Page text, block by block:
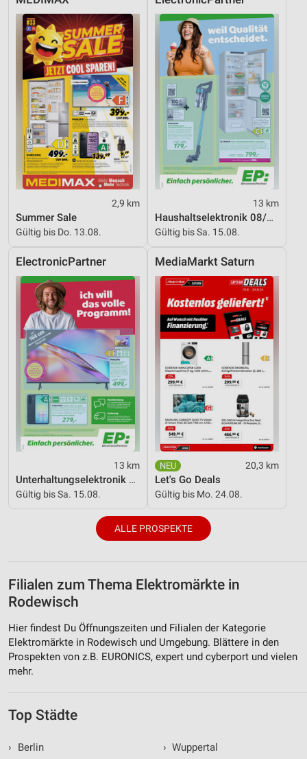
2,9 km
Summer Sale
Gültig bis Do. 13.08.
13 km
Haushaltselektronik 08/2026
Gültig bis Sa. 15.08.
ElectronicPartner
13 km
Unterhaltungselektronik 08/2026
Gültig bis Sa. 15.08.
MediaMarkt Saturn
20,3 km
Let's Go Deals
Gültig bis Mo. 24.08.
ALLE PROSPEKTE
Filialen zum Thema Elektromärkte in
Rodewisch
Hier findest Du Öffnungszeiten und Filialen der Kategorie
Elektromärkte in Rodewisch und Umgebung. Blättere in den
Prospekten von z.B. EURONICS, expert und cyberport und vielen
mehr.
Top Städte
›
Berlin
› Wuppertal
Funktional
Werbung